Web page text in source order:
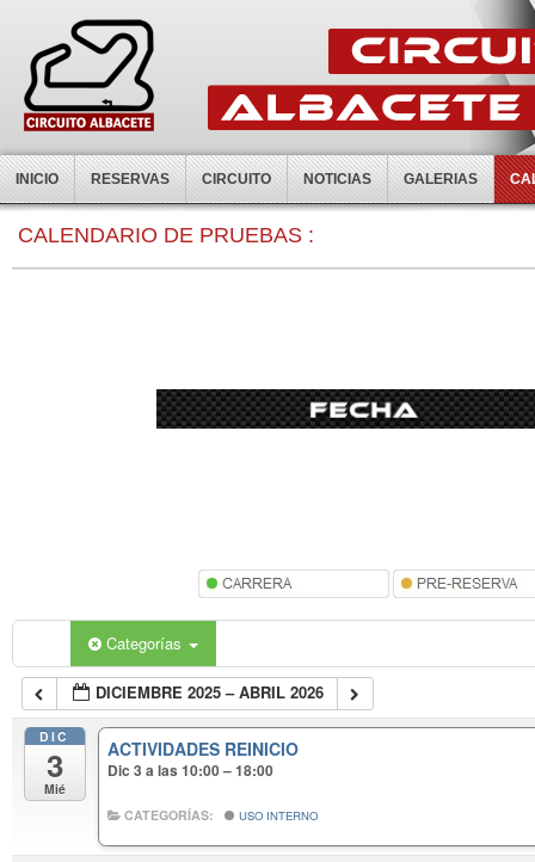
INICIO RESERVAS CIRCUITO NOTICIAS GALERIAS
CALENDARIO DE PRUEBAS :
Categorías
DICIEMBRE 2025 – ABRIL 2026
DIC
3
Mié
ACTIVIDADES REINICIO
Dic 3 a las 10:00 – 18:00
CATEGORÍAS: USO INTERNO